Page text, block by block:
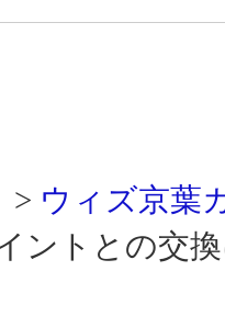
> ウィズ京葉
ントとの交